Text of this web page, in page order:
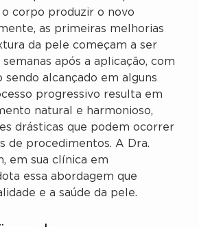
o corpo produzir o novo
as primeiras melhorias
da pele começam a ser
após a aplicação, com
alcançado em alguns
progressivo resulta em
natural e harmonioso,
drásticas que podem ocorrer
de procedimentos. A Dra.
em sua clínica em
essa abordagem que
e a saúde da pele.